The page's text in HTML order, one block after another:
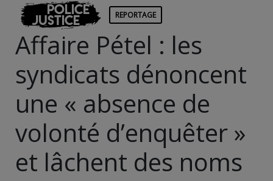
Police
Justice REPORTAGE
Affaire Pétel : les
syndicats dénoncent
une « absence de
volonté d’enquêter »
et lâchent des noms